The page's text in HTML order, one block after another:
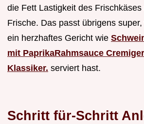
die Fett Lastigkeit des
Frische. Das passt übrigens
ein herzhaftes Gericht wie
mit PaprikaRahmsauce
Klassiker. serviert hast.
Schritt für-Schritt